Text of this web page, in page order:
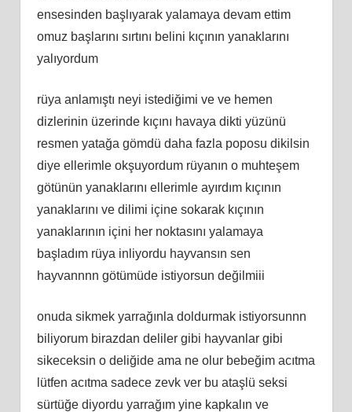
ensesinden başlıyarak yalamaya devam ettim
omuz başlarını sırtını belini kıçının yanaklarını
yalıyordum
rüya anlamıştı neyi istediğimi ve ve hemen
dizlerinin üzerinde kıçını havaya dikti yüzünü
resmen yatağa gömdü daha fazla poposu dikilsin
diye ellerimle okşuyordum rüyanın o muhteşem
götünün yanaklarını ellerimle ayırdım kıçının
yanaklarını ve dilimi içine sokarak kıçının
yanaklarının içini her noktasını yalamaya
başladım rüya inliyordu hayvansın sen
hayvannnn götümüde istiyorsun değilmiii
onuda sikmek yarrağınla doldurmak istiyorsunnn
biliyorum birazdan deliler gibi hayvanlar gibi
sikeceksin o deliğide ama ne olur bebeğim acıtma
lütfen acıtma sadece zevk ver bu ataşlü seksi
sürtüğe diyordu yarrağım yine kapkalın ve